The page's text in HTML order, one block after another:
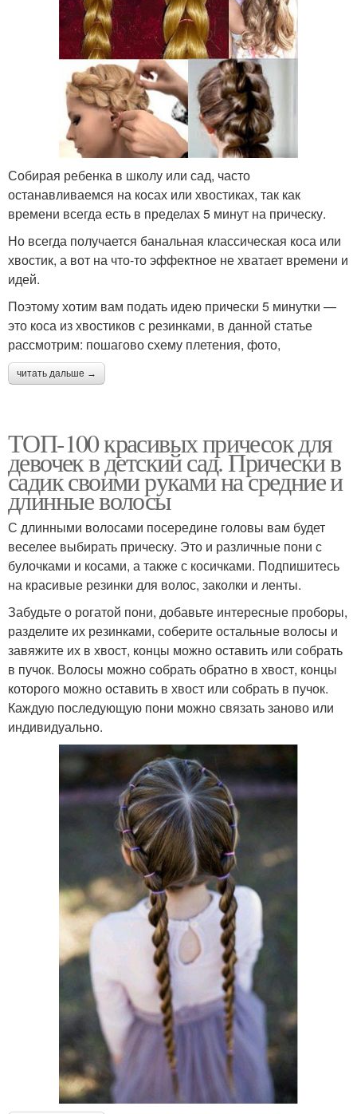
Собирая ребенка в школу или сад, часто
останавливаемся на косах или хвостиках, так как
времени всегда есть в пределах 5 минут на прическу.
Но всегда получается банальная классическая коса или
хвостик, а вот на что-то эффектное не хватает времени и
идей.
Поэтому хотим вам подать идею прически 5 минутки —
это коса из хвостиков с резинками, в данной статье
рассмотрим: пошагово схему плетения, фото,
читать дальше →
ТОП-100 красивых причесок для
девочек в детский сад. Прически в
садик своими руками на средние и
длинные волосы
С длинными волосами посередине головы вам будет
веселее выбирать прическу. Это и различные пони с
булочками и косами, а также с косичками. Подпишитесь
на красивые резинки для волос, заколки и ленты.
Забудьте о рогатой пони, добавьте интересные проборы,
разделите их резинками, соберите остальные волосы и
завяжите их в хвост, концы можно оставить или собрать
в пучок. Волосы можно собрать обратно в хвост, концы
которого можно оставить в хвост или собрать в пучок.
Каждую последующую пони можно связать заново или
индивидуально.